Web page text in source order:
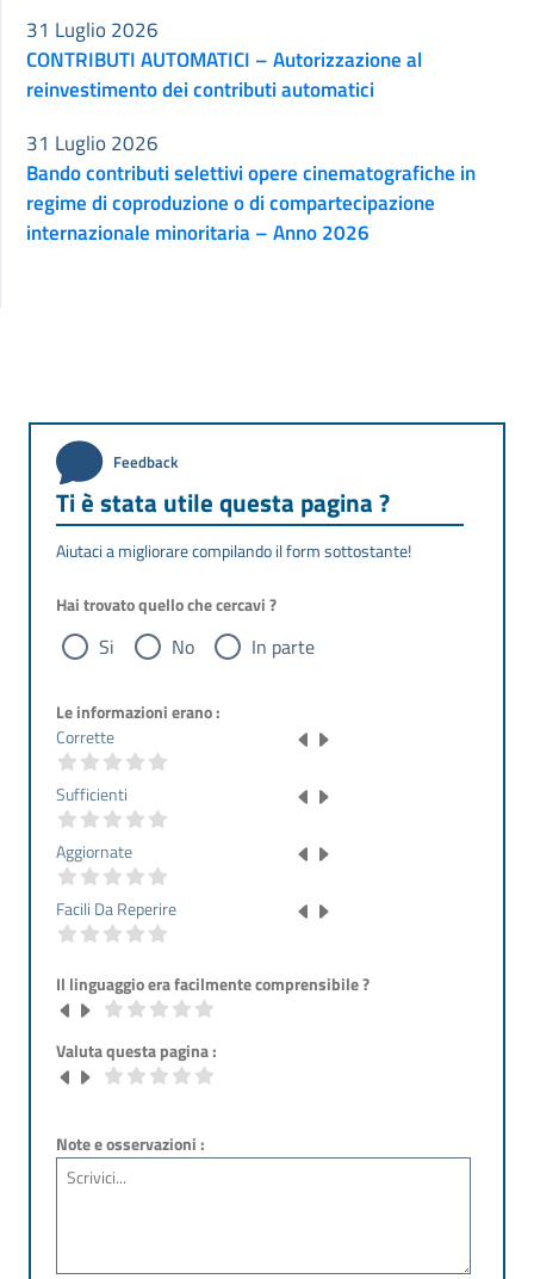
CONTRIBUTI AUTOMATICI – Autorizzazione al
reinvestimento dei contributi automatici
31 Luglio 2026
Bando contributi selettivi opere cinematografiche in
regime di coproduzione o di compartecipazione
internazionale minoritaria – Anno 2026
31 Luglio 2026
Feedback
Ti è stata utile questa pagina ?
Aiutaci a migliorare compilando il form sottostante!
Hai trovato quello che cercavi ?
Si No In parte
Le informazioni erano :
Corrette
Sufficienti
Aggiornate
Facili Da Reperire
Il linguaggio era facilmente comprensibile ?
Valuta questa pagina :
Note e osservazioni :